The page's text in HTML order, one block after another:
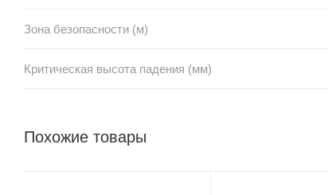
Зона безопасности (м)
Критическая высота падения (мм)
Похожие товары